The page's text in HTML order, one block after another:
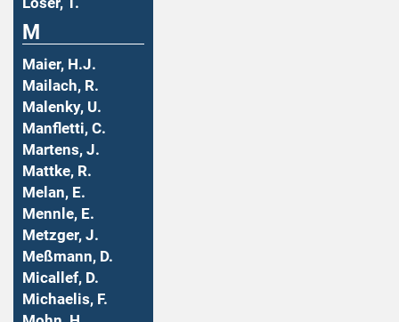
M
Maier, H.J.
Mailach, R.
Malenky, U.
Manfletti, C.
Martens, J.
Mattke, R.
Melan, E.
Mennle, E.
Metzger, J.
Meßmann, D.
Micallef, D.
Michaelis, F.